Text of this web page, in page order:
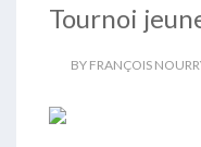
Tournoi
BY FRANÇOIS